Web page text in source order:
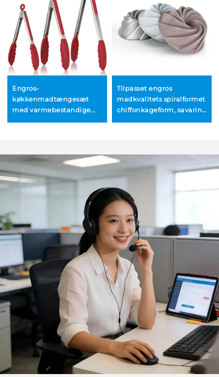
Engros-
køkkenmadtængesæt
med varmebestandige
klemmer
Tilpasset engros
madkvalitets spiralformet
chiffonkageform, savarin-